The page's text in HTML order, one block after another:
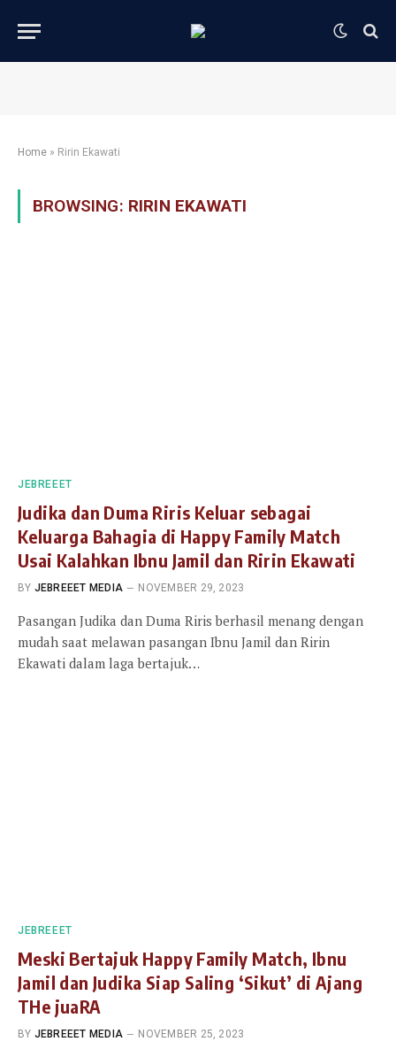
Home » Ririn Ekawati
BROWSING: RIRIN EKAWATI
JEBREEET
Judika dan Duma Riris Keluar sebagai
Keluarga Bahagia di Happy Family Match
Usai Kalahkan Ibnu Jamil dan Ririn Ekawati
BY JEBREEET MEDIA NOVEMBER 29, 2023
Pasangan Judika dan Duma Riris berhasil menang dengan
mudah saat melawan pasangan Ibnu Jamil dan Ririn
Ekawati dalam laga bertajuk…
JEBREEET
Meski Bertajuk Happy Family Match, Ibnu
Jamil dan Judika Siap Saling ‘Sikut’ di Ajang
THe juaRA
BY JEBREEET MEDIA NOVEMBER 25, 2023